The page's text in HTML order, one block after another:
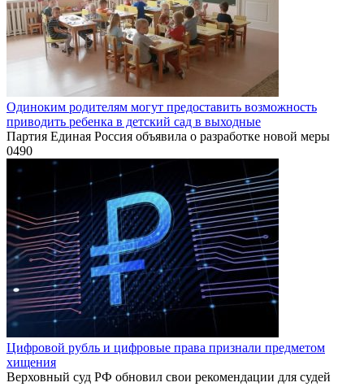
Одиноким родителям могут предоставить возможность
приводить ребенка в детский сад в выходные
Партия Единая Россия объявила о разработке новой меры
0490
Цифровой рубль и цифровые права признали предметом
хищения
Верховный суд РФ обновил свои рекомендации для судей